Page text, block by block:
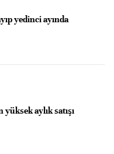
yedinci ayında
yüksek aylık satışı